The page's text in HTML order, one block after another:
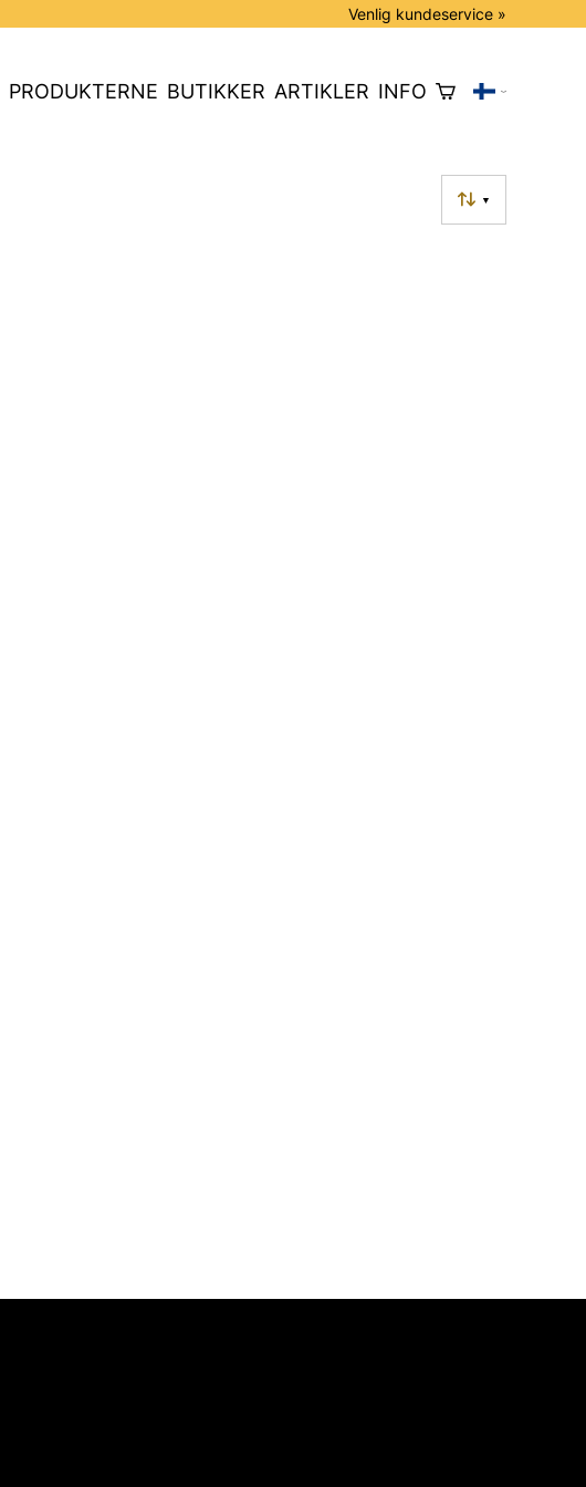
Venlig kundeservice »
PRODUKTERNE BUTIKKER ARTIKLER INFO
▼